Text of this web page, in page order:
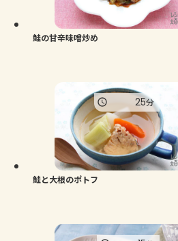
鮭の甘辛味噌炒め
鮭と大根のポトフ
25分